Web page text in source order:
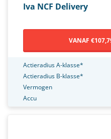
Iva NCF Delivery
VANAF
Actieradius A-klasse*
Actieradius B-klasse*
Vermogen
Accu